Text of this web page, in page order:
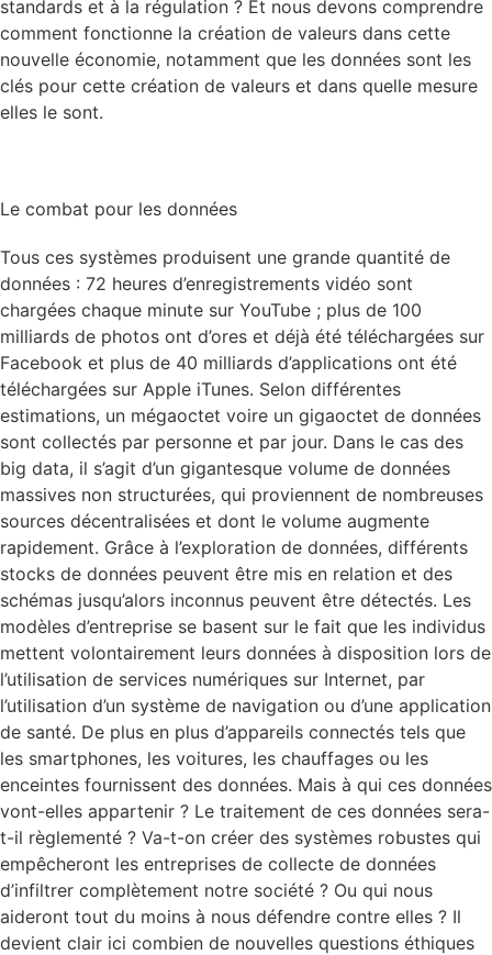
standards et à la régulation ? Et nous devons comprendre
comment fonctionne la création de valeurs dans cette
nouvelle économie, notamment que les données sont les
clés pour cette création de valeurs et dans quelle mesure
elles le sont.
Le combat pour les données
Tous ces systèmes produisent une grande quantité de
données : 72 heures d’enregistrements vidéo sont
chargées chaque minute sur YouTube ; plus de 100
milliards de photos ont d’ores et déjà été téléchargées sur
Facebook et plus de 40 milliards d’applications ont été
téléchargées sur Apple iTunes. Selon différentes
estimations, un mégaoctet voire un gigaoctet de données
sont collectés par personne et par jour. Dans le cas des
big data, il s’agit d’un gigantesque volume de données
massives non structurées, qui proviennent de nombreuses
sources décentralisées et dont le volume augmente
rapidement. Grâce à l’exploration de données, différents
stocks de données peuvent être mis en relation et des
schémas jusqu’alors inconnus peuvent être détectés. Les
modèles d’entreprise se basent sur le fait que les individus
mettent volontairement leurs données à disposition lors de
l’utilisation de services numériques sur Internet, par
l’utilisation d’un système de navigation ou d’une application
de santé. De plus en plus d’appareils connectés tels que
les smartphones, les voitures, les chauffages ou les
enceintes fournissent des données. Mais à qui ces données
vont-elles appartenir ? Le traitement de ces données sera-
t-il règlementé ? Va-t-on créer des systèmes robustes qui
empêcheront les entreprises de collecte de données
d’infiltrer complètement notre société ? Ou qui nous
aideront tout du moins à nous défendre contre elles ? Il
devient clair ici combien de nouvelles questions éthiques